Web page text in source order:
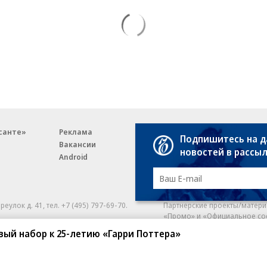
набор к 25-летию «Гарри Поттера»
Реклама
Вакансии
Android
Обратная связь
Правовая информация
E-mail рассылки
д. 41,тел. +7 (495) 797-69-70.
kommersant.ru) зарегистрировано
технологий
Партнерские проекты/
«Промо» и «Официальное
На kommersant.ru
Подпишитесь на
новостей в